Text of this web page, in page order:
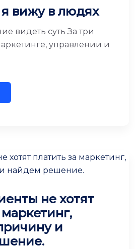
я вижу в людях
видеть суть За три
управлении и
не хотят
и